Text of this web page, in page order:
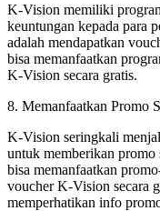
K-Vision memiliki
keuntungan kepada para
adalah mendapatkan
bisa memanfaatkan
K-Vision secara gratis.
8. Memanfaatkan Promo
K-Vision seringkali
untuk memberikan promo
bisa memanfaatkan
voucher K-Vision secara
memperhatikan info